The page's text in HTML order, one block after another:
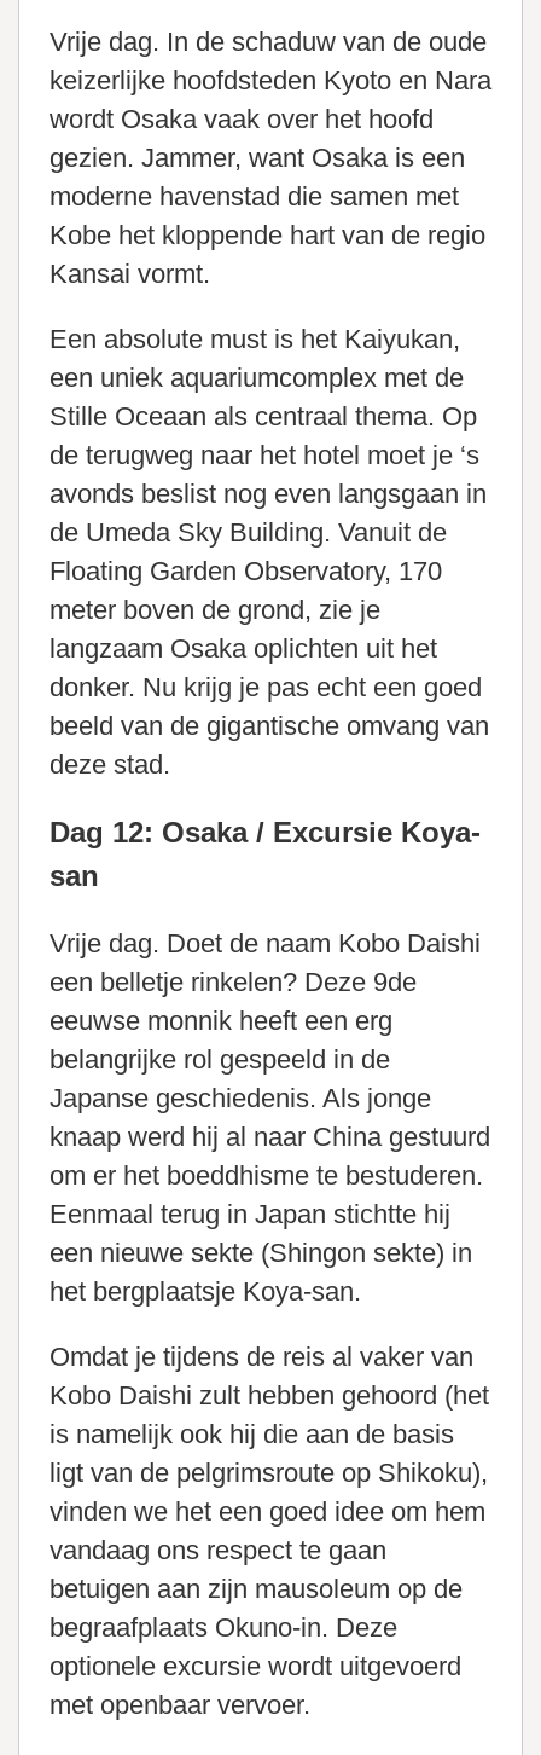
Vrije dag. In de schaduw van de oude
keizerlijke hoofdsteden Kyoto en Nara
wordt Osaka vaak over het hoofd
gezien. Jammer, want Osaka is een
moderne havenstad die samen met
Kobe het kloppende hart van de regio
Kansai vormt.
Een absolute must is het Kaiyukan,
een uniek aquariumcomplex met de
Stille Oceaan als centraal thema. Op
de terugweg naar het hotel moet je ‘s
avonds beslist nog even langsgaan in
de Umeda Sky Building. Vanuit de
Floating Garden Observatory, 170
meter boven de grond, zie je
langzaam Osaka oplichten uit het
donker. Nu krijg je pas echt een goed
beeld van de gigantische omvang van
deze stad.
Dag 12: Osaka / Excursie Koya-
san
Vrije dag. Doet de naam Kobo Daishi
een belletje rinkelen? Deze 9de
eeuwse monnik heeft een erg
belangrijke rol gespeeld in de
Japanse geschiedenis. Als jonge
knaap werd hij al naar China gestuurd
om er het boeddhisme te bestuderen.
Eenmaal terug in Japan stichtte hij
een nieuwe sekte (Shingon sekte) in
het bergplaatsje Koya-san.
Omdat je tijdens de reis al vaker van
Kobo Daishi zult hebben gehoord (het
is namelijk ook hij die aan de basis
ligt van de pelgrimsroute op Shikoku),
vinden we het een goed idee om hem
vandaag ons respect te gaan
betuigen aan zijn mausoleum op de
begraafplaats Okuno-in. Deze
optionele excursie wordt uitgevoerd
met openbaar vervoer.